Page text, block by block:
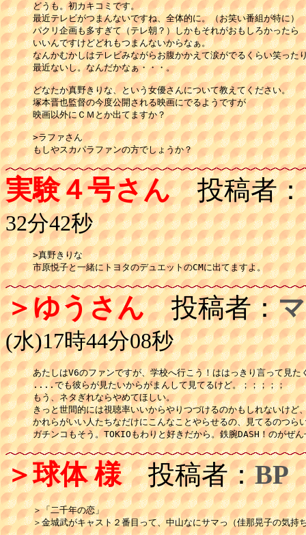
どうも。初カキコミです。
最近テレビがつまんないですね、全体的に。（お笑い番組が特に）
パクリ企画も多すぎて（テレ朝？）しかもそれがおもしろかったら
いいんですけどどれもつまんないからなぁ。
なんかむかしはテレビみながらお腹かかえて涙がでるくらい笑った
最近ないし。なんだかなぁ・・・。
どなたか真野きりな、という女優さんについて教えてください。
塚本晋也監督の今度公開される映画にでるようですが
映画以外にＣＭとか出てますか？
>ラファさん
もしやスカパラファンの方でしょうか？
実験４号さん投稿者：
32分42秒
>真野きりな
＞ゆうさん投稿者：
(水)17時44分08秒
あたしはV6のファンですが、学校へ行こう！ははっきり言って見た
....でも彼らが見たいからがまんして見てるけど。；；；；；
もう、ネタぎれならやめてほしい。
きっと世間的には視聴率いいからやりつづけるのかもしれないけど
かれらがいい人たちなだけにこんなことやらせるの、見てるのつら
ガチンコもそう。TOKIOもわりと好きだから。鉄腕DASH！のがぜ
＞球体 様投稿者：BP
＞「二千年の恋」
＞金城武がキャスト２番目って、中山なにサマっ（佳那晃子の気持